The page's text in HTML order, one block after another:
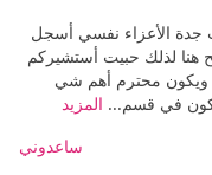
جدة الأعزاء نفسي أسجل
لذلك حبيت أستشيركم
ويكون محترم أهم شي
في قسم... المزيد
ساعدوني